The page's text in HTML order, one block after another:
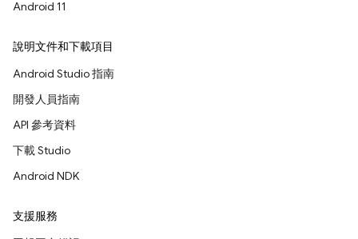
Android 11
說明文件和下載項目
Android Studio 指南
開發人員指南
API 參考資料
下載 Studio
Android NDK
支援服務